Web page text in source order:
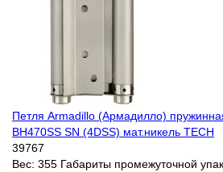
Петля Armadillo (Армадилло)
BH470SS SN (4DSS) мат.никель TECH
39767
Вес: 355 Габариты промежуточной